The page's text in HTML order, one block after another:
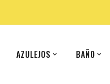
AZULEJOS BAÑO
States).